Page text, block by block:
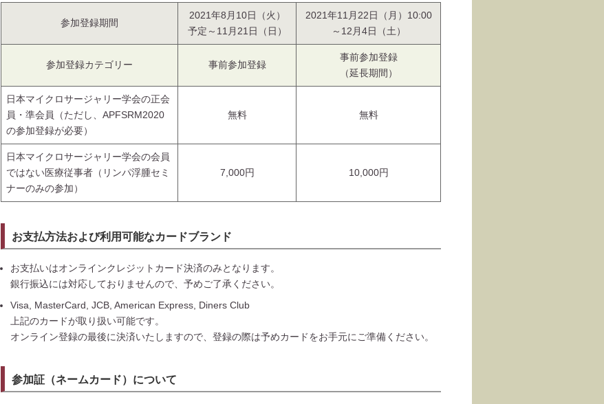
参加登録期間
2021年8月10日（火）
予定～11月21日（日）
2021年11月22日（月）10:00
～12月4日（土）
参加登録カテゴリー 事前参加登録
事前参加登録
（延長期間）
日本マイクロサージャリー学会の正会
員・準会員（ただし、APFSRM2020
の参加登録が必要）
無料 無料
日本マイクロサージャリー学会の会員
ではない医療従事者（リンパ浮腫セミ
ナーのみの参加）
7,000円 10,000円
お支払方法および利用可能なカードブランド
お支払いはオンラインクレジットカード決済のみとなります。
銀行振込には対応しておりませんので、予めご了承ください。
Visa, MasterCard, JCB, American Express, Diners Club
上記のカードが取り扱い可能です。
オンライン登録の最後に決済いたしますので、登録の際は予めカードをお手元にご準備ください。
参加証（ネームカード）について